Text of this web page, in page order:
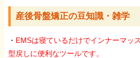
【交通事故の症状】
交通事故・むちう
産後骨盤矯正の豆知識・雑学
・ EMSは寝ているだけでインナーマッ
型戻しに便利なツールです。